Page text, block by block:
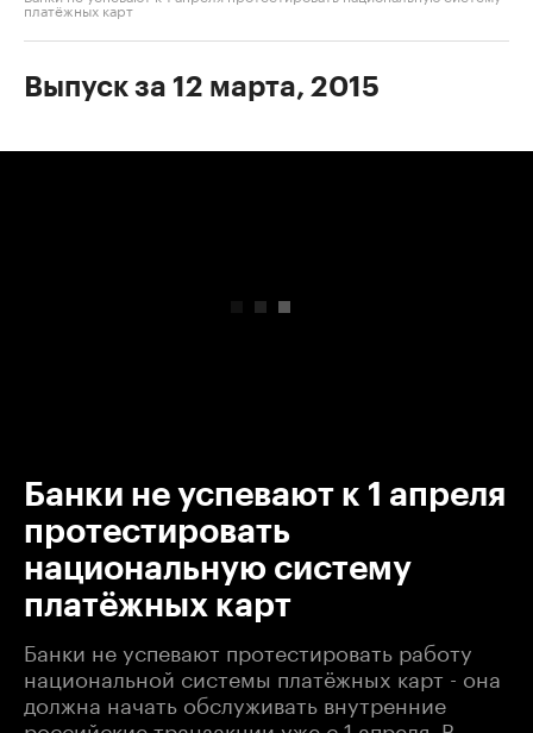
платёжных карт
Выпуск за 12 марта, 2015
Банки не успевают к 1 апреля
протестировать
национальную систему
платёжных карт
Банки не успевают протестировать работу
национальной системы платёжных карт - она
должна начать обслуживать внутренние